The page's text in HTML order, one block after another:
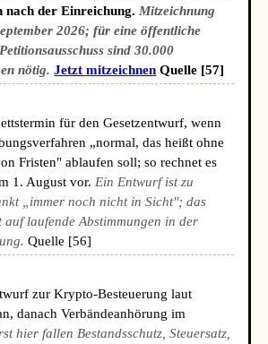
nach der Einreichung. Mitzeichnung
2026; für eine öffentliche
sind 30.000
nötig. Jetzt mitzeichnen Quelle [57]
für den Gesetzentwurf, wenn
„normal, das heißt ohne
Fristen" ablaufen soll; so rechnet es
1. August vor. Ein Entwurf ist zu
„immer noch nicht in Sicht"; das
auf laufende Abstimmungen in der
Quelle [56]
zur Krypto-Besteuerung laut
danach Verbändeanhörung im
hier fallen Bestandsschutz, Steuersatz,